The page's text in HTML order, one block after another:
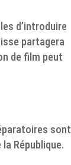
d’introduire
partagera
de film peut
sont
la République.